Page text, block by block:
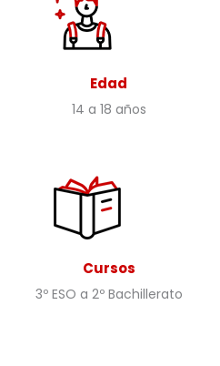
Edad
14 a 18 años
Cursos
3º ESO a 2º Bachillerato